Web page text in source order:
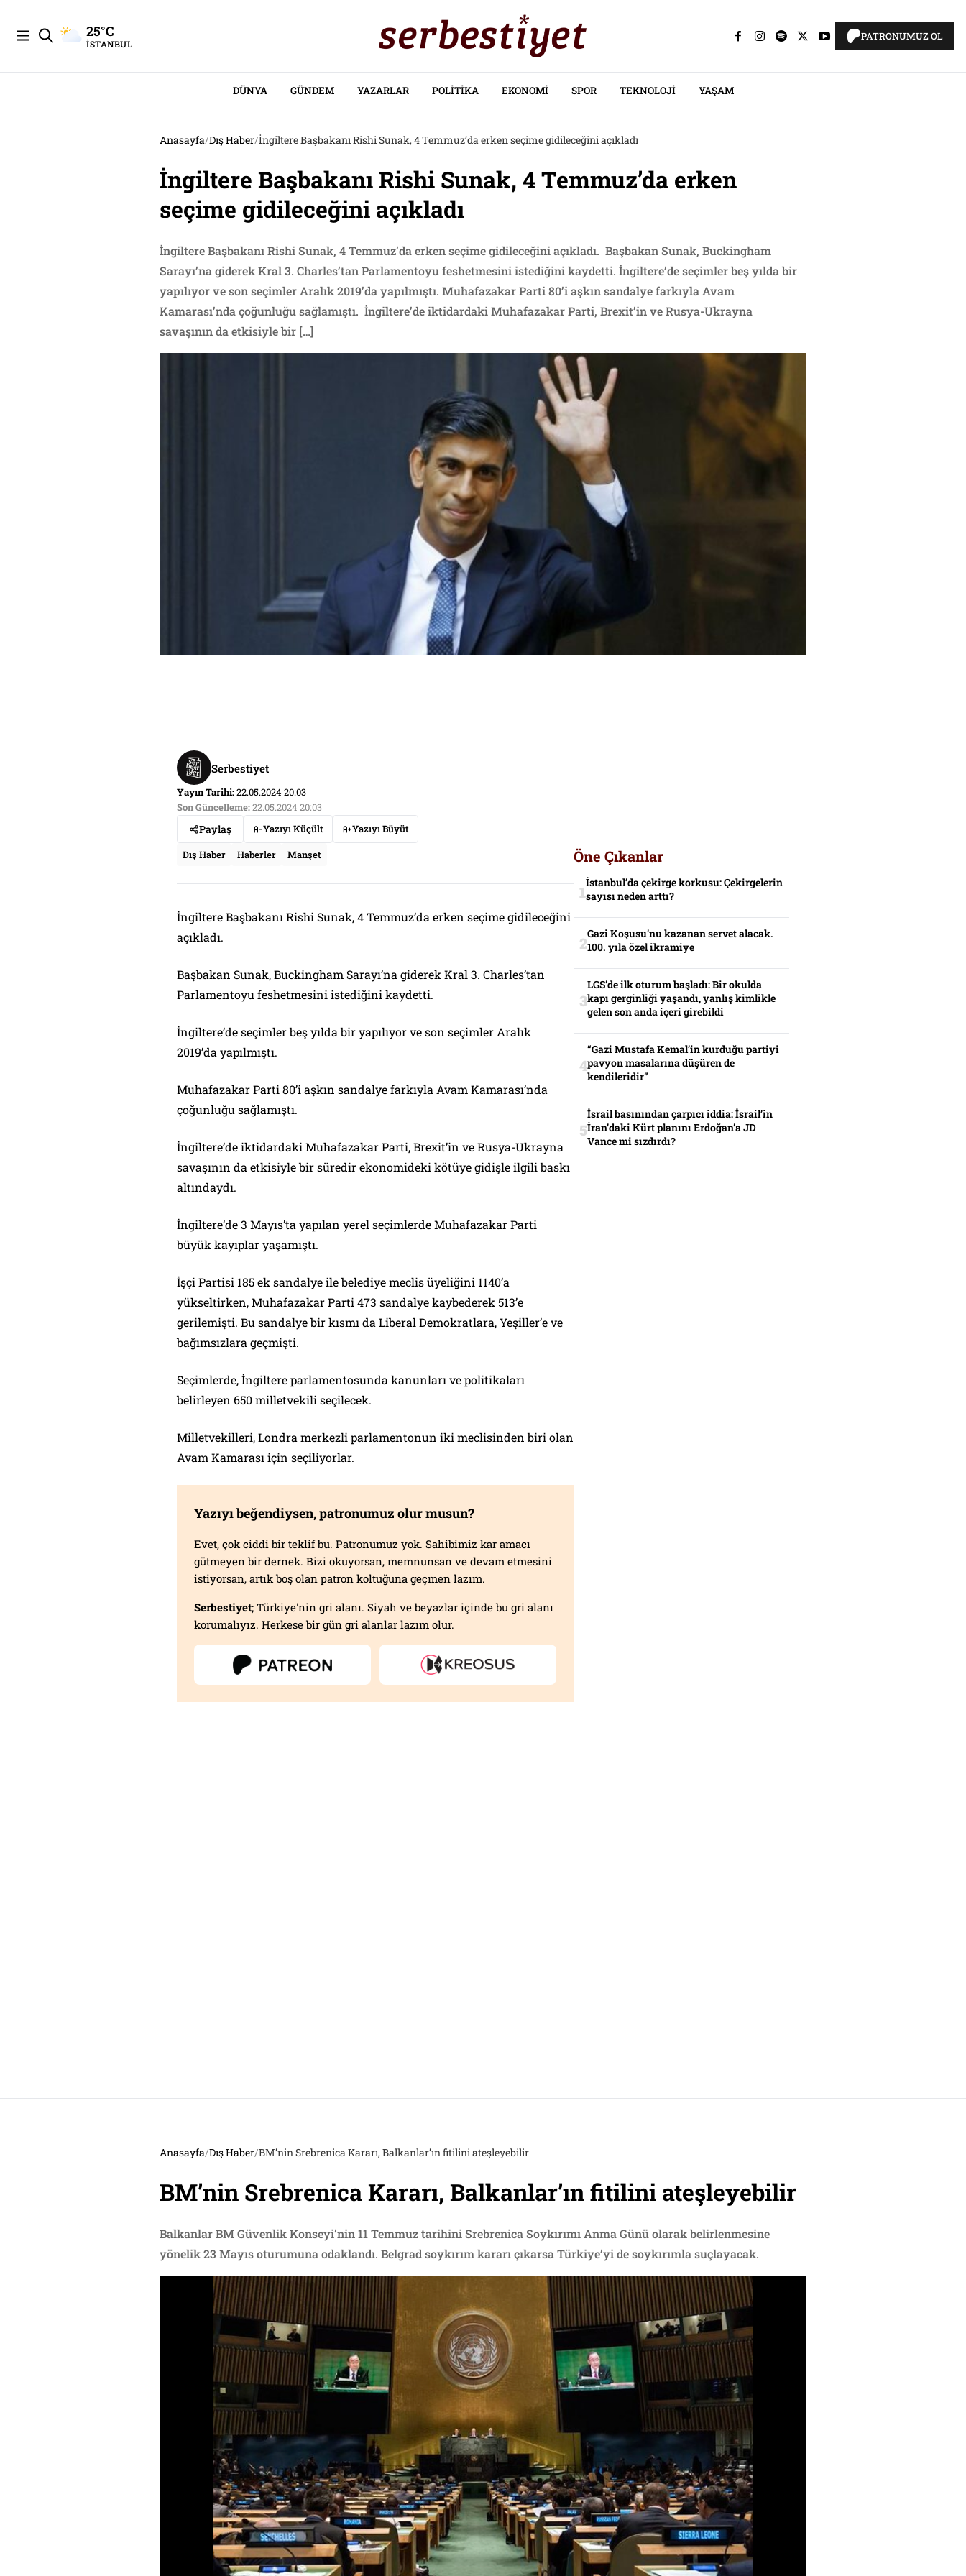
25°C
İSTANBUL
PATRONUMUZ OL
DÜNYA GÜNDEM YAZARLAR POLITIKA EKONOMI SPOR TEKNOLOJI YAŞAM
Anasayfa/Dış Haber/İngiltere Başbakanı Rishi Sunak, 4 Temmuz’da erken seçime gidileceğini açıkladı
İngiltere Başbakanı Rishi Sunak, 4 Temmuz’da erken
seçime gidileceğini açıkladı
İngiltere Başbakanı Rishi Sunak, 4 Temmuz’da erken seçime gidileceğini açıkladı. Başbakan Sunak, Buckingham
Sarayı’na giderek Kral 3. Charles’tan Parlamentoyu feshetmesini istediğini kaydetti. İngiltere’de seçimler beş yılda bir
yapılıyor ve son seçimler Aralık 2019’da yapılmıştı. Muhafazakar Parti 80’i aşkın sandalye farkıyla Avam
Kamarası’nda çoğunluğu sağlamıştı. İngiltere’de iktidardaki Muhafazakar Parti, Brexit’in ve Rusya-Ukrayna
savaşının da etkisiyle bir […]
Serbestiyet
Yayın Tarihi:22.05.2024 20:03
Son Güncelleme:22.05.2024 20:03
Paylaş Yazıyı Küçült
Yazıyı Büyüt
Dış Haber
Haberler Manşet
İngiltere Başbakanı Rishi Sunak, 4 Temmuz’da erken seçime gidileceğini
açıkladı.
Başbakan Sunak, Buckingham Sarayı’na giderek Kral 3. Charles’tan
Parlamentoyu feshetmesini istediğini kaydetti.
İngiltere’de seçimler beş yılda bir yapılıyor ve son seçimler Aralık
2019’da yapılmıştı.
Muhafazakar Parti 80’i aşkın sandalye farkıyla Avam Kamarası’nda
çoğunluğu sağlamıştı.
İngiltere’de iktidardaki Muhafazakar Parti, Brexit’in ve Rusya-Ukrayna
savaşının da etkisiyle bir süredir ekonomideki kötüye gidişle ilgili baskı
altındaydı.
İngiltere’de 3 Mayıs’ta yapılan yerel seçimlerde Muhafazakar Parti
büyük kayıplar yaşamıştı.
İşçi Partisi 185 ek sandalye ile belediye meclis üyeliğini 1140’a
yükseltirken, Muhafazakar Parti 473 sandalye kaybederek 513’e
gerilemişti. Bu sandalye bir kısmı da Liberal Demokratlara, Yeşiller’e ve
bağımsızlara geçmişti.
Seçimlerde, İngiltere parlamentosunda kanunları ve politikaları
belirleyen 650 milletvekili seçilecek.
Milletvekilleri, Londra merkezli parlamentonun iki meclisinden biri olan
Avam Kamarası için seçiliyorlar.
Yazıyı beğendiysen, patronumuz olur musun?
Evet, çok ciddi bir teklif bu. Patronumuz yok. Sahibimiz kar amacı
gütmeyen bir dernek. Bizi okuyorsan, memnunsan ve devam etmesini
istiyorsan, artık boş olan patron koltuğuna geçmen lazım.
Serbestiyet; Türkiye'nin gri alanı. Siyah ve beyazlar içinde bu gri alanı
korumalıyız. Herkese bir gün gri alanlar lazım olur.
Öne Çıkanlar
İstanbul’da çekirge korkusu: Çekirgelerin
sayısı neden arttı?
Gazi Koşusu’nu kazanan servet alacak.
100. yıla özel ikramiye
LGS’de ilk oturum başladı: Bir okulda
kapı gerginliği yaşandı, yanlış kimlikle
gelen son anda içeri girebildi
“Gazi Mustafa Kemal’in kurduğu partiyi
pavyon masalarına düşüren de
kendileridir”
İsrail basınından çarpıcı iddia: İsrail’in
İran’daki Kürt planını Erdoğan’a JD
Vance mi sızdırdı?
Anasayfa/Dış Haber/BM’nin Srebrenica Kararı, Balkanlar’ın fitilini ateşleyebilir
BM’nin Srebrenica Kararı, Balkanlar’ın fitilini ateşleyebilir
Balkanlar BM Güvenlik Konseyi’nin 11 Temmuz tarihini Srebrenica Soykırımı Anma Günü olarak belirlenmesine
yönelik 23 Mayıs oturumuna odaklandı. Belgrad soykırım kararı çıkarsa Türkiye’yi de soykırımla suçlayacak.